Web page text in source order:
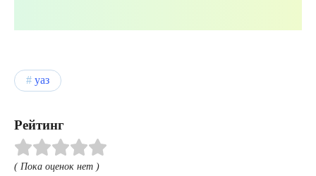
уаз
Рейтинг
( Пока оценок нет )